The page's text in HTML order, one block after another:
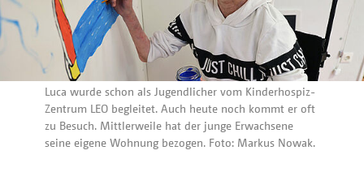
Luca wurde schon als Jugendlicher vom Kinderhospiz-
Zentrum LEO begleitet. Auch heute noch kommt er oft
zu Besuch. Mittlerweile hat der junge Erwachsene
seine eigene Wohnung bezogen. Foto: Markus Nowak.